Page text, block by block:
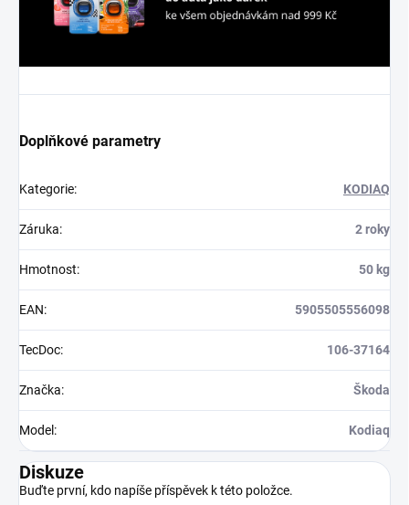
Doplňkové parametry
Kategorie: KODIAQ
Záruka: 2 roky
Hmotnost: 50 kg
EAN: 5905505556098
TecDoc: 106-37164
Značka: Škoda
Model : Kodiaq
Diskuze
Buďte první, kdo napíše příspěvek k této položce.